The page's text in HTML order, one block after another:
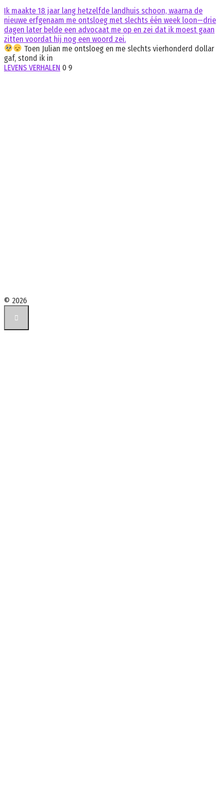
Ik maakte 18 jaar lang hetzelfde landhuis schoon, waarna de
nieuwe erfgenaam me ontsloeg met slechts één week loon—drie
dagen later belde een advocaat me op en zei dat ik moest gaan
zitten voordat hij nog een woord zei.
Toen Julian me ontsloeg en me slechts vierhonderd dollar
gaf, stond ik in
LEVENS VERHALEN 0 9
© 2026